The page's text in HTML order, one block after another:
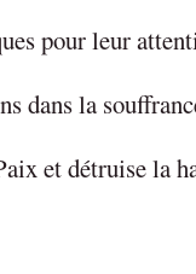
pour leur
dans la
et détruise la